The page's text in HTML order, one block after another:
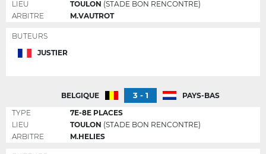
LIEU
TOULON (STADE BON RENCONTRE)
ARBITRE
M.VAUTROT
BUTEURS
JUSTIER
BELGIQUE 3 - 1
PAYS-BAS
TYPE
7E-8E PLACES
LIEU
TOULON (STADE BON RENCONTRE)
ARBITRE
M.HELIES